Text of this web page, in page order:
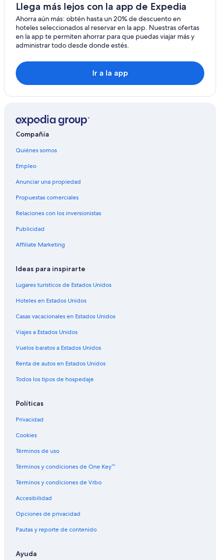
Hoteles cerca de Parque central de Upala
B&B en Río Celeste
Cabañas en Río Celeste
Tiendas de campaña en Río Celeste
Casas de campo en Río Celeste
Resorts en Río Celeste
Hoteles de lujo en Río Celeste
Hoteles en la playa en Río Celeste
Hoteles familiares en Río Celeste
Hoteles que aceptan mascotas en Río Celeste
Llega más lejos con la app de Expedia
Ahorra aún más: obtén hasta un 20% de descuento en
hoteles seleccionados al reservar en la app. Nuestras ofertas
en la app te permiten ahorrar para que puedas viajar más y
administrar todo desde donde estés.
Ir a la app
Compañía
Quiénes somos
Empleo
Anunciar una propiedad
Propuestas comerciales
Relaciones con los inversionistas
Publicidad
Affiliate Marketing
Ideas para inspirarte
Lugares turísticos de Estados Unidos
Hoteles en Estados Unidos
Casas vacacionales en Estados Unidos
Viajes a Estados Unidos
Vuelos baratos a Estados Unidos
Renta de autos en Estados Unidos
Todos los tipos de hospedaje
Políticas
Privacidad
Cookies
Términos de uso
Términos y condiciones de One Key™
Términos y condiciones de Vrbo
Accesibilidad
Opciones de privacidad
Pautas y reporte de contenido
Ayuda